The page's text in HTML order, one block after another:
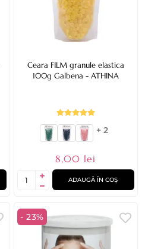
Ceara FILM granule elastica
100g Galbena - ATHINA
+ 2
8,00 lei
ADAUGĂ ÎN COȘ
- 23%